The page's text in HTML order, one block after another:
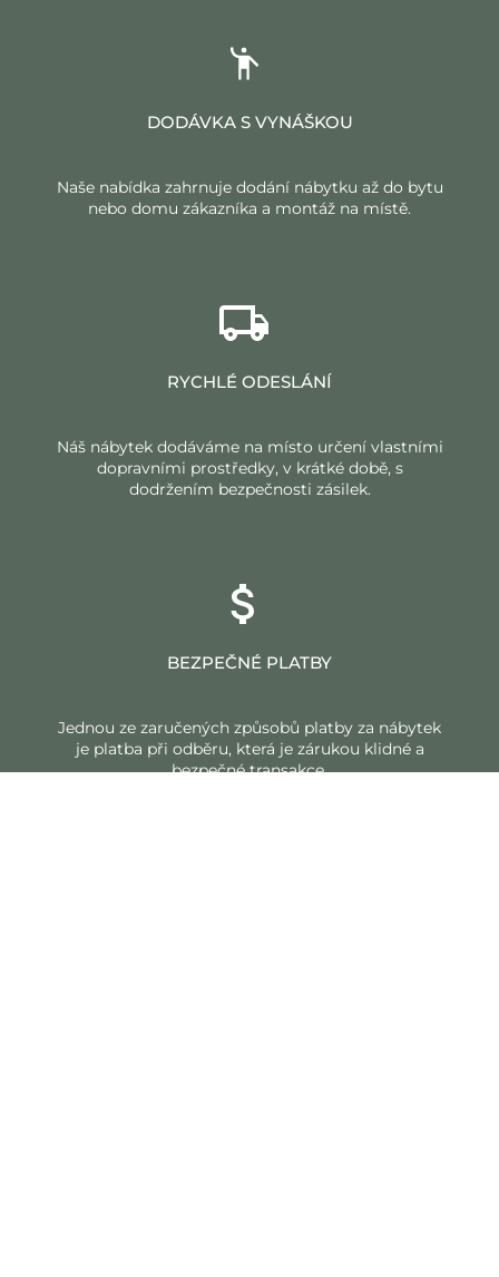
DODÁVKA S VYNÁŠKOU
Naše nabídka zahrnuje dodání nábytku až do bytu
nebo domu zákazníka a montáž na místě.
RYCHLÉ ODESLÁNÍ
Náš nábytek dodáváme na místo určení vlastními
dopravními prostředky, v krátké době, s
dodržením bezpečnosti zásilek.
BEZPEČNÉ PLATBY
Jednou ze zaručených způsobů platby za nábytek
je platba při odběru, která je zárukou klidné a
bezpečné transakce.